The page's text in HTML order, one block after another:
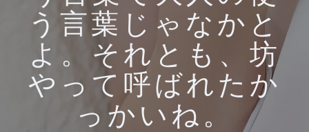
う言葉じゃなかと
よ。それとも、坊
やって呼ばれたか
っかいね。